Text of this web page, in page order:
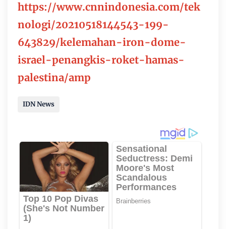
https://www.cnnindonesia.com/tek
nologi/20210518144543-199-
643829/kelemahan-iron-dome-
israel-penangkis-roket-hamas-
palestina/amp
IDN News